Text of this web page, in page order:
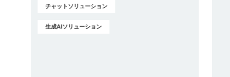
チャットソリューション
生成AIソリューション